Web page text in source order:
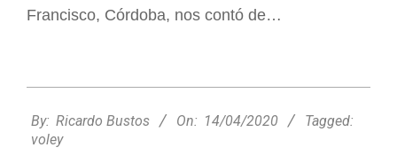
Francisco, Córdoba, nos contó de…
04-
14
By: Ricardo Bustos On: 14/04/2020
Tagged:
voley